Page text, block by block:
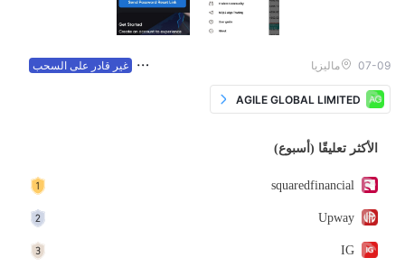
07-09 ماليزيا غير قادر على السحب
AGILE GLOBAL LIMITED
الأكثر تعليقًا (أسبوع)
squaredfinancial
Upway
IG